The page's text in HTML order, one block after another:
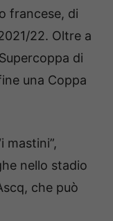
francese, di
22. Oltre a
di
una Coppa
mastini”,
nello stadio
che può